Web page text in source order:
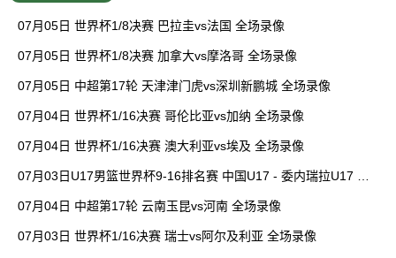
07月05日 世界杯1/8决赛 巴拉圭vs法国 全场录像
07月05日 世界杯1/8决赛 加拿大vs摩洛哥 全场录像
07月05日 中超第17轮 天津津门虎vs深圳新鹏城 全场录像
07月04日 世界杯1/16决赛 哥伦比亚vs加纳 全场录像
07月04日 世界杯1/16决赛 澳大利亚vs埃及 全场录像
07月03日U17男篮世界杯9-16排名赛 中国U17 - 委内瑞拉U17 全
07月04日 中超第17轮 云南玉昆vs河南 全场录像
07月03日 世界杯1/16决赛 瑞士vs阿尔及利亚 全场录像